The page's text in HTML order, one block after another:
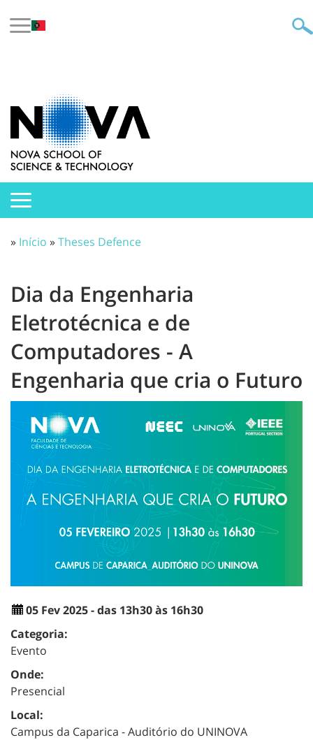
» Início »Theses Defence
Dia da Engenharia
Eletrotécnica e de
Computadores - A
Engenharia que cria o Futuro
05 Fev 2025 - das 13h30 às 16h30
Categoria:
Evento
Onde:
Presencial
Local:
Campus da Caparica - Auditório do UNINOVA